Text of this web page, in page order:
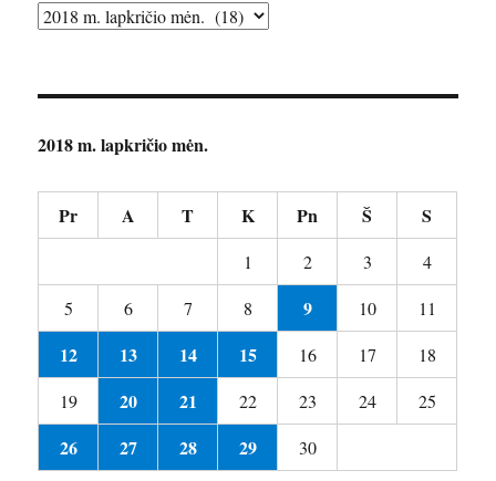
Archyvai
2018 m. lapkričio mėn.
Pr A T K Pn Š S
1 2 3
4
5
6 7 8 9 10 11
12 13 14 15 16 17
18
19
20 21 22 23 24 25
26 27 28 29
30